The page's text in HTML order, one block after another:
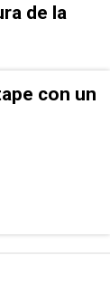
de la
con un